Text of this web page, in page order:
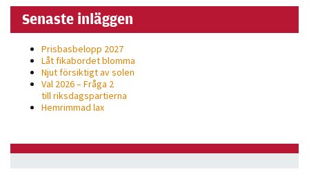
Senaste inläggen
Prisbasbelopp 2027
Låt fikabordet blomma
Njut försiktigt av solen
Val 2026 – Fråga 2
till riksdagspartierna
Hemrimmad lax